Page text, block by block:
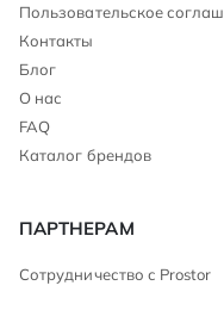
Пользовательское
Контакты
Блог
О нас
FAQ
Каталог брендов
ПАРТНЕРАМ
Сотрудничество с Prostor